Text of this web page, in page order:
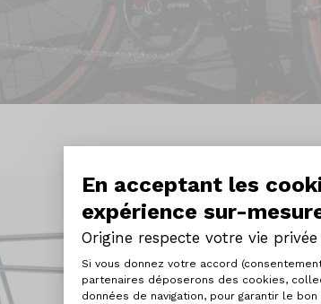
En acceptant les
expérience sur-
Origine respecte votre vie privée
Plateforme de
Si vous donnez votre accord
partenaires déposerons des cookies,
données de navigation, pour garantir le